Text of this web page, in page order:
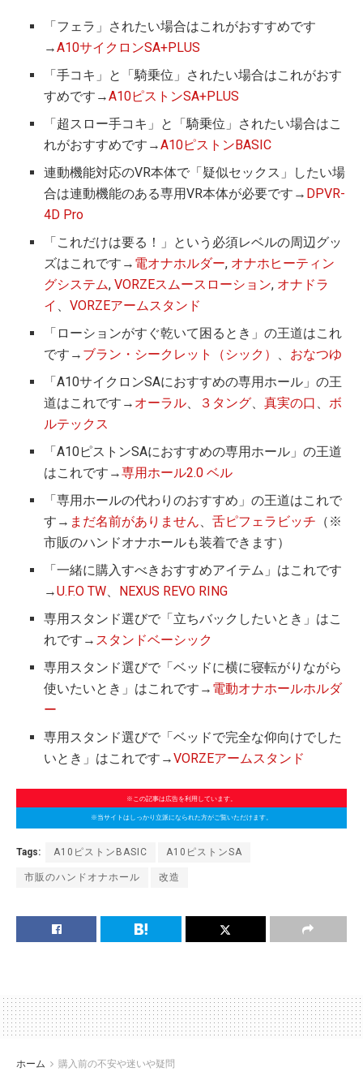
「フェラ」されたい場合はこれがおすすめです
→A10サイクロンSA+PLUS
「手コキ」と「騎乗位」されたい場合はこれがおす
すめです→A10ピストンSA+PLUS
「超スロー手コキ」と「騎乗位」されたい場合はこ
れがおすすめです→A10ピストンBASIC
連動機能対応のVR本体で「疑似セックス」したい場
合は連動機能のある専用VR本体が必要です→ DPVR-
4D Pro
「これだけは要る！」という必須レベルの周辺グッ
ズはこれです→ 電オナホルダー, オナホヒーティン
グシステム,VORZEスムースローション, オナドラ
イ 、VORZEアームスタンド
「ローションがすぐ乾いて困るとき」の王道はこれ
です→ ブラン・シークレット（シック） 、 おなつゆ
「A10サイクロンSAにおすすめの専用ホール」の王
道はこれです→ オーラル、 ３タング、真実の口 、ボ
ルテックス
「A10ピストンSAにおすすめの専用ホール」の王道
はこれです→専用ホール2.0 ベル
「専用ホールの代わりのおすすめ」の王道はこれで
す→ まだ名前がありません、舌ピフェラビッチ （※
市販のハンドオナホールも装着できます）
「一緒に購入すべきおすすめアイテム」はこれです
→U.F.O TW、 NEXUS REVO RING
専用スタンド選びで「立ちバックしたいとき」はこ
れです→ スタンドベーシック
専用スタンド選びで「ベッドに横に寝転がりながら
使いたいとき」はこれです→ 電動オナホールホルダ
ー
専用スタンド選びで「ベッドで完全な仰向けでした
いとき」はこれです→VORZEアームスタンド
※この記事は広告を利用しています。
※当サイトはしっかり立派になられた方がご覧いただけます。
Tags: A10ピストンBASIC A10ピストンSA
市販のハンドオナホール 改造
ホーム 購入前の不安や迷いや疑問